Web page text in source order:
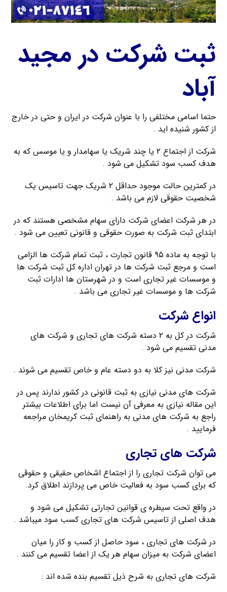
ثبت شرکت در مجید
آباد
حتما اسامی مختلفی را با عنوان شرکت در ایران و حتی در خارج
از کشور شنیده اید .
شرکت از اجتماع ۲ یا چند شریک یا سهامدار و یا موسس که به
هدف کسب سود تشکیل می شود .
در کمترین حالت موجود حداقل ۲ شریک جهت تاسیس یک
شخصیت حقوقی لازم می باشد .
در هر شرکت اعضای شرکت دارای سهام مشخصی هستند که در
ابتدای ثبت شرکت به صورت حقوقی و قانونی تعیین می شود .
با توجه به ماده ۹۵ قانون تجارت ، ثبت تمام شرکت ها الزامی
است و مرجع ثبت شرکت ها در تهران اداره کل ثبت شرکت ها
و موسسات غیر تجاری است و در شهرستان ها ادارات ثبت
شرکت ها و موسسات غیر تجاری می باشد .
انواع شرکت
شرکت در کل به ۲ دسته شرکت های تجاری و شرکت های
مدنی تقسیم می شود .
شرکت مدنی نیز کلا به دو دسته عام و خاص تقسیم می شوند .
شرکت های مدنی نیازی به ثبت قانونی در کشور ندارند پس در
این مقاله نیازی به معرفی آن نیست اما برای اطلاعات بیشتر
راجع به شرکت های مدنی به راهنمای ثبت کریمخان مراجعه
فرمایید .
شرکت های تجاری
می توان شرکت تجاری را از اجتماع اشخاص حقیقی و حقوقی
که برای کسب سود به فعالیت خاص می پردازند اطلاق کرد.
در واقع تحت سیطره ی قوانین تجارتی تشکیل می شود و
هدف اصلی از تاسیس شرکت های تجاری کسب سود میباشد .
در شرکت های تجاری ، سود حاصل از کسب و کار را میان
اعضای شرکت به میزان سهام هر یک از اعضا تقسیم می کنند .
شرکت های تجاری به شرح ذیل تقسیم بنده شده اند :